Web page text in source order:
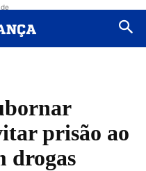
prisão ao
drogas